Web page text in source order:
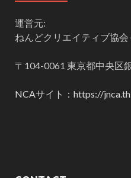
運営元:
ねんどクリエイティブ協会
〒104-0061 東京都中央区
NCAサイト：https://